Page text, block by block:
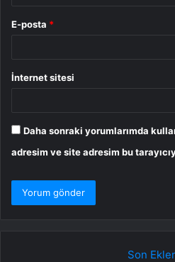
E-posta *
İnternet sitesi
Daha sonraki yorumlarımda
adresim ve site adresim bu
Son